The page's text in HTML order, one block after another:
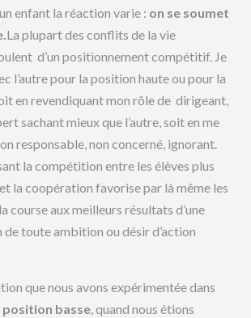
enfant la réaction varie : on se soumet
La plupart des conflits de la vie
d’un positionnement compétitif. Je
l’autre pour la position haute ou pour la
en revendiquant mon rôle de dirigeant,
sachant mieux que l’autre, soit en me
responsable, non concerné, ignorant.
la compétition entre les élèves plus
la coopération favorise par là même les
course aux meilleurs résultats d’une
de toute ambition ou désir d’action
que nous avons expérimentée dans
position basse, quand nous étions